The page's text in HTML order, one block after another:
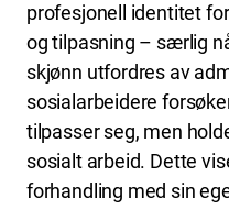
profesjonell identitet
og tilpasning – særlig
skjønn utfordres av
sosialarbeidere
tilpasser seg, men
sosialt arbeid. Dette
forhandling med sin